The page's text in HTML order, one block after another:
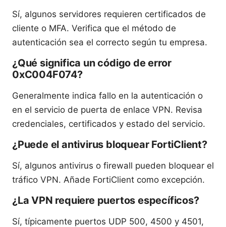
Sí, algunos servidores requieren certificados de
cliente o MFA. Verifica que el método de
autenticación sea el correcto según tu empresa.
¿Qué significa un código de error
0xC004F074?
Generalmente indica fallo en la autenticación o
en el servicio de puerta de enlace VPN. Revisa
credenciales, certificados y estado del servicio.
¿Puede el antivirus bloquear FortiClient?
Sí, algunos antivirus o firewall pueden bloquear el
tráfico VPN. Añade FortiClient como excepción.
¿La VPN requiere puertos específicos?
Sí, típicamente puertos UDP 500, 4500 y 4501,